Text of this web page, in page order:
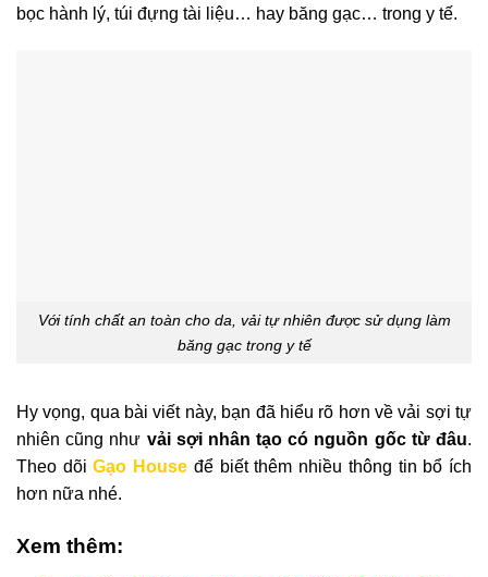
bọc hành lý, túi đựng tài liệu… hay băng gạc… trong y tế.
Với tính chất an toàn cho da, vải tự nhiên được sử dụng làm
băng gạc trong y tế
Hy vọng, qua bài viết này, bạn đã hiểu rõ hơn về vải sợi tự
nhiên cũng như vải sợi nhân tạo có nguồn gốc từ đâu.
Theo dõiGạo House để biết thêm nhiều thông tin bổ ích
hơn nữa nhé.
Xem thêm: